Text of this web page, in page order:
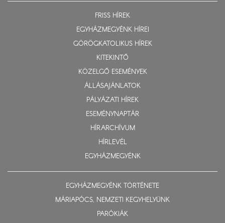
FRISS HÍREK
EGYHÁZMEGYÉNK HÍREI
GÖRÖGKATOLIKUS HÍREK
KITEKINTŐ
KÖZELGŐ ESEMÉNYEK
ÁLLÁSAJÁNLATOK
PÁLYÁZATI HÍREK
ESEMÉNYNAPTÁR
HÍRARCHÍVUM
HÍRLEVÉL
EGYHÁZMEGYÉNK
EGYHÁZMEGYÉNK TÖRTÉNETE
MÁRIAPÓCS, NEMZETI KEGYHELYÜNK
PARÓKIÁK